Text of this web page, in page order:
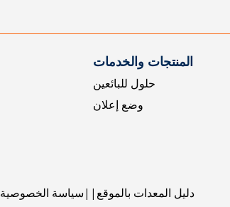
المنتجات والخدمات
حلول للبائعين
وضع إعلان
سياسة الخصوصية دليل المعدات بالموقع